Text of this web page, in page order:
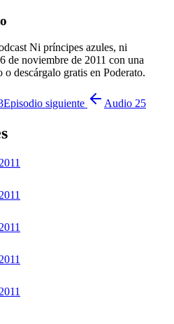
Ni príncipes azules, ni
de noviembre de 2011 con una
descárgalo gratis en Poderato.
Episodio siguiente Audio 25